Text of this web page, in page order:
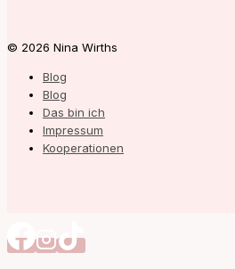
© 2026 Nina Wirths
Blog
Blog
Das bin ich
Impressum
Kooperationen